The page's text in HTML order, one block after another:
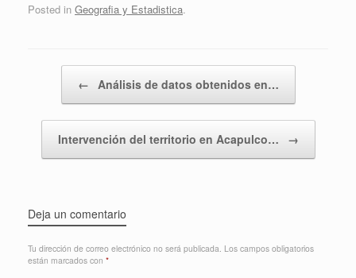
Posted in Geografia y Estadistica.
← Análisis de datos obtenidos en…
Intervención del territorio en Acapulco… →
Deja un comentario
Tu dirección de correo electrónico no será publicada. Los campos obligatorios
están marcados con *